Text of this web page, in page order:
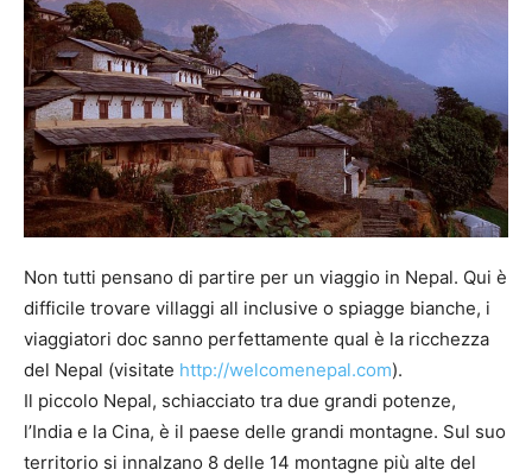
Non tutti pensano di partire per un viaggio in Nepal. Qui è
difficile trovare villaggi all inclusive o spiagge bianche, i
viaggiatori doc sanno perfettamente qual è la ricchezza
del Nepal (visitate http://welcomenepal.com).
Il piccolo Nepal, schiacciato tra due grandi potenze,
l’India e la Cina, è il paese delle grandi montagne. Sul suo
territorio si innalzano 8 delle 14 montagne più alte del